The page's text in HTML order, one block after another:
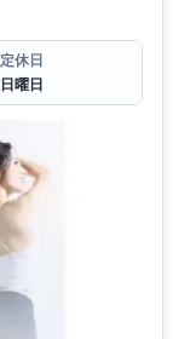
定休日
日曜日